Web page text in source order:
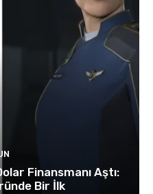
Finansmanı Aştı:
Bir İlk